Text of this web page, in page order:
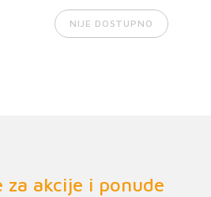
NIJE DOSTUPNO
za akcije i ponude